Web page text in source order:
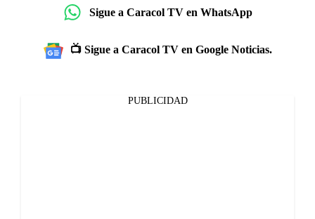
Sigue a Caracol TV en WhatsApp
📺 Sigue a Caracol TV en Google Noticias.
PUBLICIDAD